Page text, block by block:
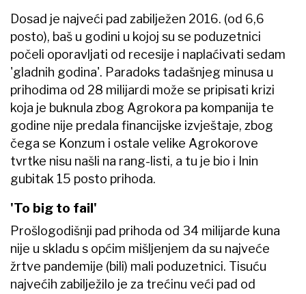
Dosad je najveći pad zabilježen 2016. (od 6,6
posto), baš u godini u kojoj su se poduzetnici
počeli oporavljati od recesije i naplaćivati sedam
'gladnih godina'. Paradoks tadašnjeg minusa u
prihodima od 28 milijardi može se pripisati krizi
koja je buknula zbog Agrokora pa kompanija te
godine nije predala financijske izvještaje, zbog
čega se Konzum i ostale velike Agrokorove
tvrtke nisu našli na rang-listi, a tu je bio i Inin
gubitak 15 posto prihoda.
'To big to fail'
Prošlogodišnji pad prihoda od 34 milijarde kuna
nije u skladu s općim mišljenjem da su najveće
žrtve pandemije (bili) mali poduzetnici. Tisuću
najvećih zabilježilo je za trećinu veći pad od